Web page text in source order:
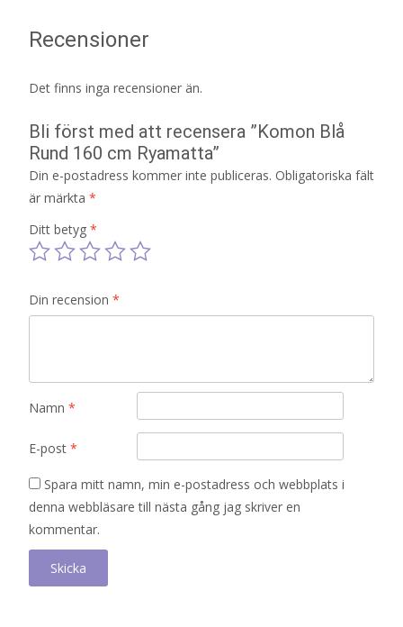
Recensioner
Det finns inga recensioner än.
Bli först med att recensera ”Komon Blå
Rund 160 cm Ryamatta”
Din e-postadress kommer inte publiceras. Obligatoriska fält
är märkta *
Ditt betyg *
Din recension *
Namn *
E-post *
Spara mitt namn, min e-postadress och webbplats i
denna webbläsare till nästa gång jag skriver en
kommentar.